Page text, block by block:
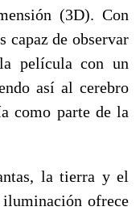
(3D). Con
capaz de observar
película con un
así al cerebro
como parte de la
la tierra y el
ofrece